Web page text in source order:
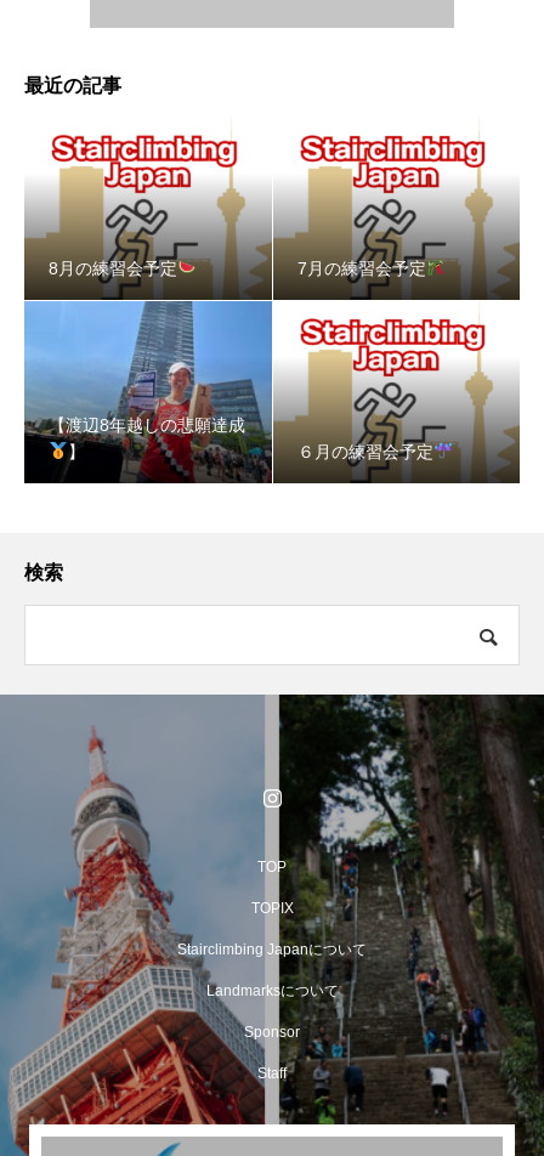
最近の記事
8月の練習会予定 7月の練習会予定
【渡辺8年越しの悲願達成
】
６月の練習会予定
検索
TOP
TOPIX
Stairclimbing Japanについて
Landmarksについて
Sponsor
Staff